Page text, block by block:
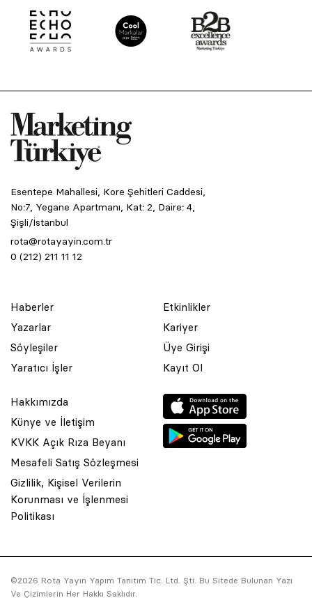
Esentepe Mahallesi, Kore Şehitleri Caddesi,
No:7, Yegane Apartmanı, Kat: 2, Daire: 4,
Şişli/İstanbul
rota@rotayayin.com.tr
0 (212) 211 11 12
Haberler
Yazarlar
Söyleşiler
Yaratıcı İşler
Etkinlikler
Kariyer
Üye Girişi
Kayıt Ol
Hakkımızda
Künye ve İletişim
KVKK Açık Rıza Beyanı
Mesafeli Satış Sözleşmesi
Gizlilik, Kişisel Verilerin
Korunması ve İşlenmesi
Politikası
©2026 Rota Yayın Yapım Tanıtım Tic. Ltd. Şti. Bu Sitede Bulunan Yazı
Ve Çizimlerin Her Hakkı Saklıdır.
© 2001 Rota Yayın Yapım Tanıtım Tic. Ltd. Şti. Bu Sitede Bulunan
Asquared WordPress Agencytarafından tasarlanmış ve